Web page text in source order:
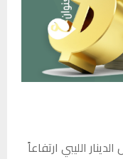
الليبي ارتفاعاً